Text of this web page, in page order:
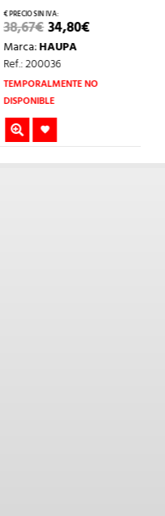
38,67€EL
PRECIO
ORIGINAL
ERA:
38,67€.
34,80€EL
PRECIO
34,80€.
Marca:HAUPA
Ref.: 200036
TEMPORALMENTE NO
DISPONIBLE